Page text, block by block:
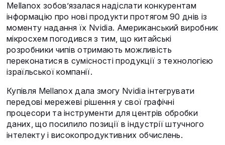
Mellanox зобов’язалася надіслати конкурентам
інформацію про нові продукти протягом 90 днів із
моменту надання їх Nvidia. Американський виробник
мікросхем погодився з тим, що китайські
розробники чипів отримають можливість
переконатися в сумісності продукції з технологією
ізраїльської компанії.
Купівля Mellanox дала змогу Nvidia інтегрувати
передові мережеві рішення у свої графічні
процесори та інструменти для центрів обробки
даних, що посилило позиції в індустрії штучного
інтелекту і високопродуктивних обчислень.